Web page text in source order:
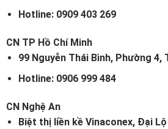
Hotline: 0909 403 269
CN TP Hồ Chí Minh
99 Nguyễn Thái Bình, Phường 4,
Hotline: 0906 999 484
CN Nghệ An
Biệt thị liền kề Vinaconex, Đại